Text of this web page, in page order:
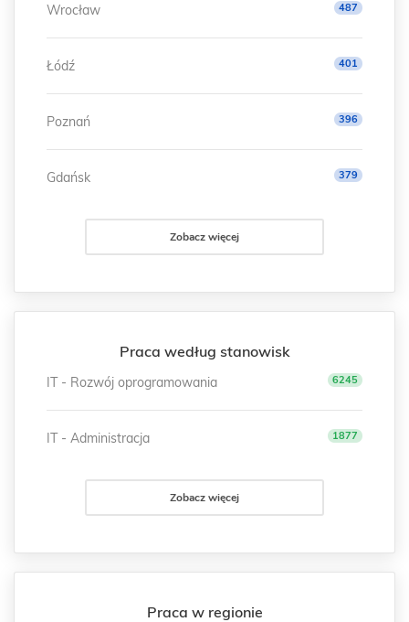
Wrocław 487
Łódź 401
Poznań 396
Gdańsk 379
Zobacz więcej
Praca według stanowisk
IT - Rozwój oprogramowania 6245
IT - Administracja 1877
Zobacz więcej
Praca w regionie